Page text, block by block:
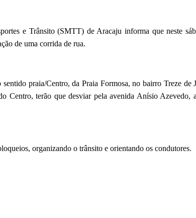
e Trânsito (SMTT) de Aracaju informa que neste
de uma corrida de rua.
praia/Centro, da Praia Formosa, no bairro Treze
Centro, terão que desviar pela avenida Anísio Azevedo,
organizando o trânsito e orientando os condutores.